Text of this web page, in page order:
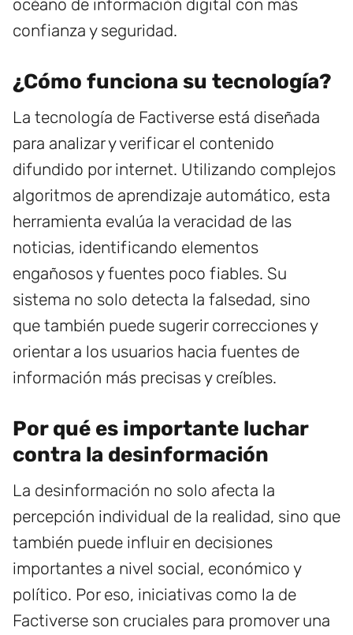
océano de información digital con más
confianza y seguridad.
¿Cómo funciona su tecnología?
La tecnología de Factiverse está diseñada
para analizar y verificar el contenido
difundido por internet. Utilizando complejos
algoritmos de aprendizaje automático, esta
herramienta evalúa la veracidad de las
noticias, identificando elementos
engañosos y fuentes poco fiables. Su
sistema no solo detecta la falsedad, sino
que también puede sugerir correcciones y
orientar a los usuarios hacia fuentes de
información más precisas y creíbles.
Por qué es importante luchar
contra la desinformación
La desinformación no solo afecta la
percepción individual de la realidad, sino que
también puede influir en decisiones
importantes a nivel social, económico y
político. Por eso, iniciativas como la de
Factiverse son cruciales para promover una